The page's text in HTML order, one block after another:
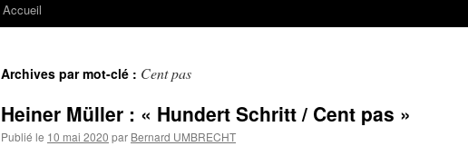
Accueil
Archives par mot-clé : Cent pas
Heiner Müller : « Hundert Schritt / Cent pas »
Publié le 10 mai 2020 par Bernard UMBRECHT